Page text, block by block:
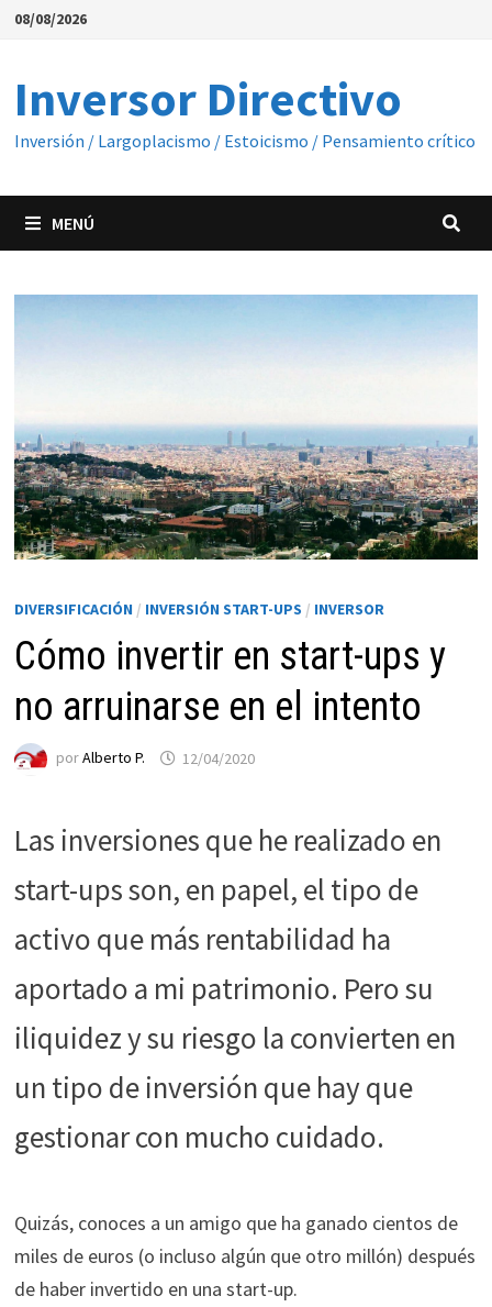
Saltar
08/08/2026
Inversor Directivo
Inversión / Largoplacismo / Estoicismo / Pensamiento crítico
MENÚ
DIVERSIFICACIÓN / INVERSIÓN START-UPS / INVERSOR
Cómo invertir en start-ups y
no arruinarse en el intento
porAlberto P. 12/04/2020
Las inversiones que he realizado en
start-ups son, en papel, el tipo de
activo que más rentabilidad ha
aportado a mi patrimonio. Pero su
iliquidez y su riesgo la convierten en
un tipo de inversión que hay que
gestionar con mucho cuidado.
Quizás, conoces a un amigo que ha ganado cientos de
miles de euros (o incluso algún que otro millón) después
de haber invertido en una start-up.
cookies no
opcionales.
necesarias
funcione la
Estadísticas
podamos
y estructura
de la web, en
base a cómo
se usa la web.